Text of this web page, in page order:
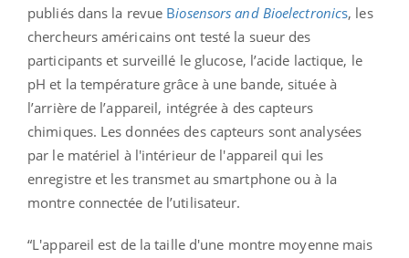
publiés dans la revue Biosensors and Bioelectronics, les
chercheurs américains ont testé la sueur des
participants et surveillé le glucose, l’acide lactique, le
pH et la température grâce à une bande, située à
l’arrière de l’appareil, intégrée à des capteurs
chimiques. Les données des capteurs sont analysées
par le matériel à l'intérieur de l'appareil qui les
enregistre et les transmet au smartphone ou à la
montre connectée de l’utilisateur.
“L'appareil est de la taille d'une montre moyenne mais